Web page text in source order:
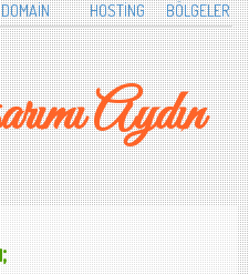
DOMAİN HOSTİNG BÖLGELER
Aydın